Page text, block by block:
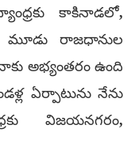
కాకినాడలో,
మూడు రాజధానుల
అభ్యంతరం ఉంది
ఏర్పాటును నేను
విజయనగరం,